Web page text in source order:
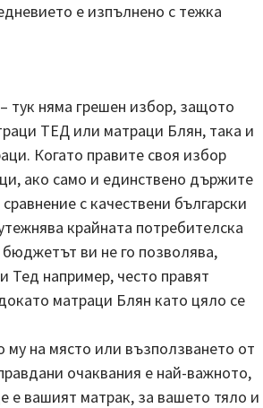
е изпълнено с тежка
тук няма грешен избор, защото
ТЕД или матраци Блян, така и
Когато правите своя избор
ако само и единствено държите
с качествени български
крайната потребителска
ви не го позволява,
например, често правят
матраци Блян като цяло се
му на място или възползването от
очаквания е най-важното,
е вашият матрак, за вашето тяло и